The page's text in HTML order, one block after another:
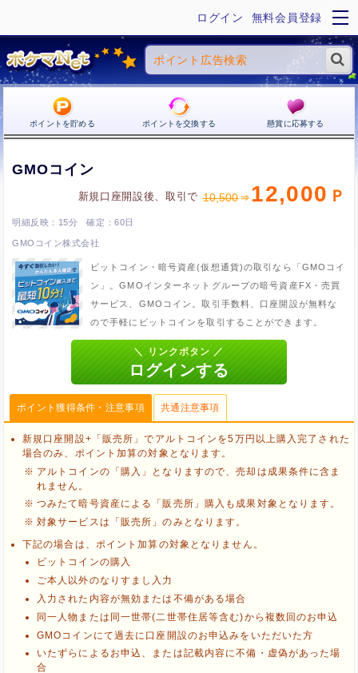
ログイン 無料会員登録
ポイントを貯める ポイントを交換する 懸賞に応募する
GMOコイン
新規口座開設後、取引で 10,500 12,000
15分 60日
GMOコイン株式会社
ビットコイン・暗号資産(仮想通貨)の取引なら「GMOコイ
ン」。GMOインターネットグループの暗号資産FX・売買
サービス、GMOコイン。取引手数料、口座開設が無料な
ので手軽にビットコインを取引することができます。
ポイント獲得条件・注意事項 共通注意事項
新規口座開設+「販売所」でアルトコインを5万円以上購入完了された
場合のみ、ポイント加算の対象となります。
アルトコインの「購入」となりますので、売却は成果条件に含ま
れません。
つみたて暗号資産による「販売所」購入も成果対象となります。
対象サービスは「販売所」のみとなります。
下記の場合は、ポイント加算の対象となりません。
ビットコインの購入
ご本人以外のなりすまし入力
入力された内容が無効または不備がある場合
同一人物または同一世帯(二世帯住居等含む)から複数回のお申込
GMOコインにて過去に口座開設のお申込みをいただいた方
いたずらによるお申込、または記載内容に不備・虚偽があった場
合
ブラウザのクッキー情報を削除する